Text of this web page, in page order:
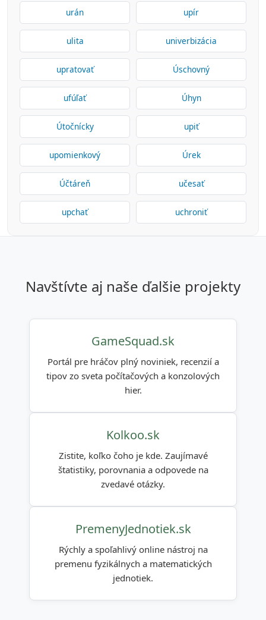
urán upír
ulita univerbizácia
upratovať Úschovný
ufúľať Úhyn
Útočnícky upiť
upomienkový Úrek
Účtáreň učesať
upchať uchroniť
navštívte aj naše ďalšie projekty
GameSquad.sk
Portál pre hráčov plný noviniek, recenzií a
tipov zo sveta počítačových a konzolových
hier.
Kolkoo.sk
Zistite, koľko čoho je kde. Zaujímavé
štatistiky, porovnania a odpovede na
zvedavé otázky.
PremenyJednotiek.sk
Rýchly a spoľahlivý online nástroj na
premenu fyzikálnych a matematických
jednotiek.